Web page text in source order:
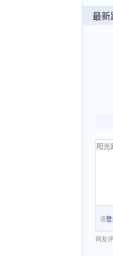
最新
请
网友